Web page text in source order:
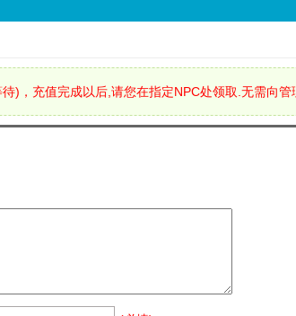
)，充值完成以后,请您在指定NPC处领取.无需向管